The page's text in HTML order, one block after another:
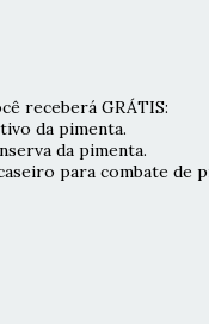
receberá GRÁTIS:
da pimenta.
da pimenta.
para combate de